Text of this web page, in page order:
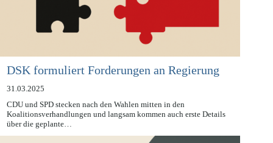
DSK formuliert Forderungen an Regierung
31.03.2025
CDU und SPD stecken nach den Wahlen mitten in den
Koalitionsverhandlungen und langsam kommen auch erste Details
über die geplante…